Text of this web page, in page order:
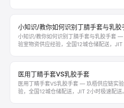
小知识/教你如何识别丁腈手套与乳胶
小知识/教你如何识别丁腈手套与乳胶手套
验室物资供应经验，全国12城仓储配送，JIT
医用丁睛手套VS乳胶手套
医用丁睛手套VS乳胶手套 — 玖梧供应链实
验，全国12城仓储配送，JIT 2小时极速配送。